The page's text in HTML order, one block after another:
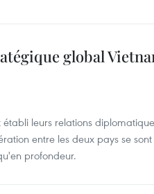
global
leurs relations
entre les deux pays se sont
profondeur.